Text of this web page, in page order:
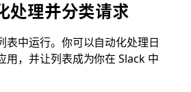
处理并分类请求
表中运行。你可以自动化处理日
用，并让列表成为你在 Slack 中